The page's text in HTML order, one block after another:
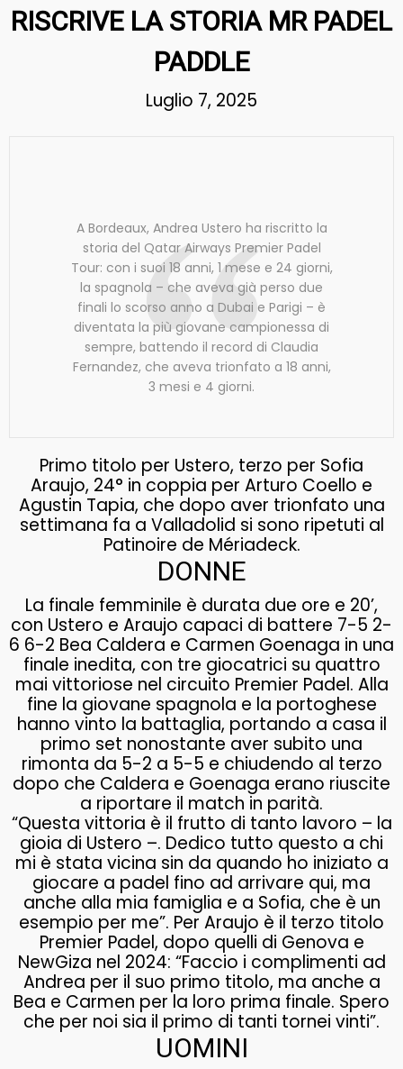
RISCRIVE LA STORIA MR PADEL
PADDLE
Luglio 7, 2025
A Bordeaux, Andrea Ustero ha riscritto la
storia del Qatar Airways Premier Padel
Tour: con i suoi 18 anni, 1 mese e 24 giorni,
la spagnola – che aveva già perso due
finali lo scorso anno a Dubai e Parigi – è
diventata la più giovane campionessa di
sempre, battendo il record di Claudia
Fernandez, che aveva trionfato a 18 anni,
3 mesi e 4 giorni.
Primo titolo per Ustero, terzo per Sofia
Araujo, 24° in coppia per Arturo Coello e
Agustin Tapia, che dopo aver trionfato una
settimana fa a Valladolid si sono ripetuti al
Patinoire de Mériadeck.
DONNE
La finale femminile è durata due ore e 20’,
con Ustero e Araujo capaci di battere 7-5 2-
6 6-2 Bea Caldera e Carmen Goenaga in una
finale inedita, con tre giocatrici su quattro
mai vittoriose nel circuito Premier Padel. Alla
fine la giovane spagnola e la portoghese
hanno vinto la battaglia, portando a casa il
primo set nonostante aver subito una
rimonta da 5-2 a 5-5 e chiudendo al terzo
dopo che Caldera e Goenaga erano riuscite
a riportare il match in parità.
“Questa vittoria è il frutto di tanto lavoro – la
gioia di Ustero –. Dedico tutto questo a chi
mi è stata vicina sin da quando ho iniziato a
giocare a padel fino ad arrivare qui, ma
anche alla mia famiglia e a Sofia, che è un
esempio per me”. Per Araujo è il terzo titolo
Premier Padel, dopo quelli di Genova e
NewGiza nel 2024: “Faccio i complimenti ad
Andrea per il suo primo titolo, ma anche a
Bea e Carmen per la loro prima finale. Spero
che per noi sia il primo di tanti tornei vinti”.
UOMINI